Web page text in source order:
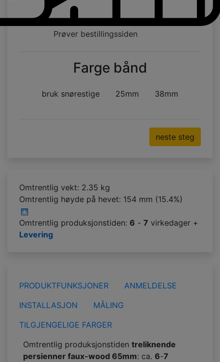
Prøver bestillingssiden
Farge bånd
bruk snørestige 38mm
25mm
neste steg
Omtrentlig vekt: 2.35 kg
Omtrentlig høyde på hevet: 154 mm (15.4%)
Omtrentlig produksjonstiden: 6 - 7 virkedager +
Levering
PRODUKTFUNKSJONER
ANMELDELSE
INSTALLASJON
MÅLING
TILGJENGELIGE FARGER
Omtrentlig produksjonstiden treliknende
persienner faux-wood 65mm: ca. 6-7